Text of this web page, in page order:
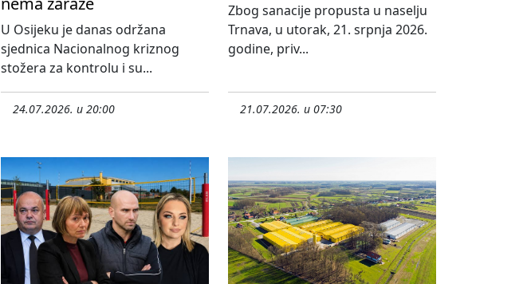
U Osijeku je danas održana
sjednica Nacionalnog kriznog
stožera za kontrolu i su...
24.07.2026. u 20:00
Zbog sanacije propusta u naselju
Trnava, u utorak, 21. srpnja 2026.
godine, priv...
21.07.2026. u 07:30